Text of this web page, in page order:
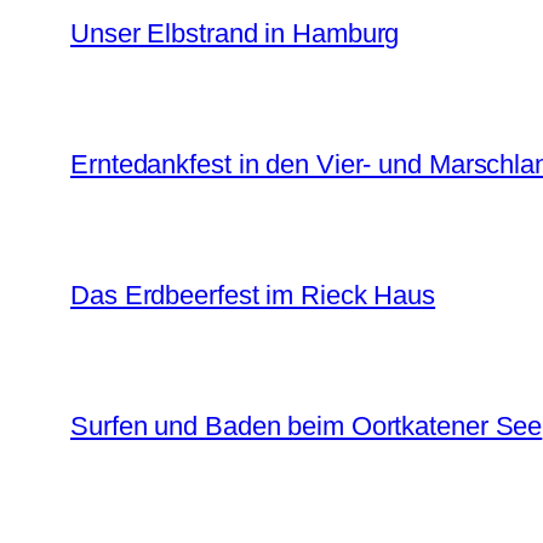
Unser Elbstrand in Hamburg
Erntedankfest in den Vier- und
Das Erdbeerfest im Rieck Haus
Surfen und Baden beim Oortkatener See